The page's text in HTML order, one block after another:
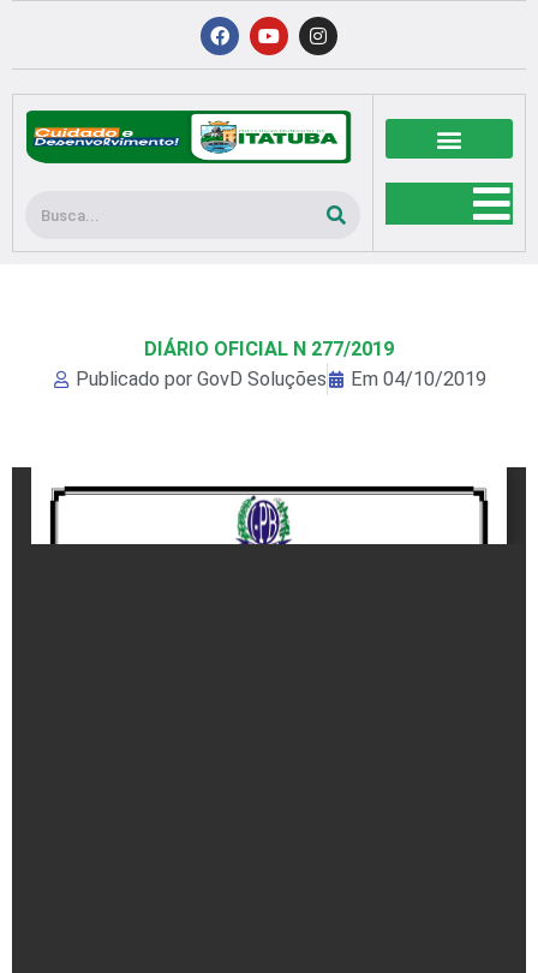
conteúdo
F
a
c
b
o
o
k
Y
o
u
u
b
e
I
n
s
a
g
r
a
Pesquisar
DIÁRIO OFICIAL N 277/2019
Publicado por GovD Soluções Em 04/10/2019